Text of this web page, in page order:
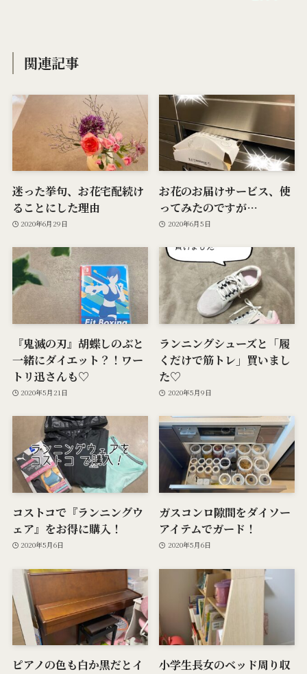
関連記事
迷った挙句、お花宅配続け
ることにした理由
2020年6月29日
お花のお届けサービス、使
ってみたのですが…
2020年6月5日
『鬼滅の刃』胡蝶しのぶと
一緒にダイエット？！ワー
トリ迅さんも♡
2020年5月21日
ランニングシューズと「履
くだけで筋トレ」買いまし
た♡
2020年5月9日
コストコで『ランニングウ
ェア』をお得に購入！
2020年5月6日
ガスコンロ隙間をダイソー
アイテムでガード！
2020年5月6日
ピアノの色も白か黒だとイ
小学生長女のベッド周り収